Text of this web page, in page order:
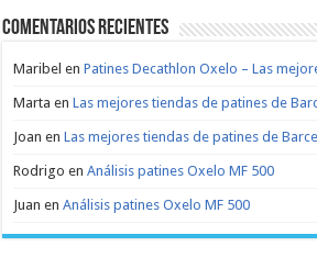
Comentarios recientes
Maribel enPatines Decathlon Oxelo – Las
Marta enLas mejores tiendas de patines de
Joan enLas mejores tiendas de patines de
Rodrigo enAnálisis patines Oxelo MF 500
Juan enAnálisis patines Oxelo MF 500